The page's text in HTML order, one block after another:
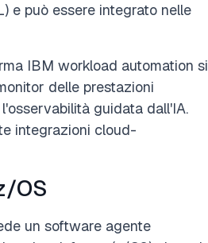
e può essere integrato nelle
IBM workload automation si
delle prestazioni
guidata dall'IA.
integrazioni cloud-
OS
un software agente